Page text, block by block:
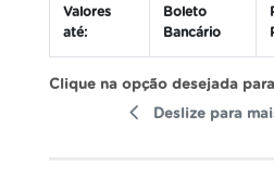
Valores
até:
Boleto
Bancário
Clique na opção desejada
Deslize para